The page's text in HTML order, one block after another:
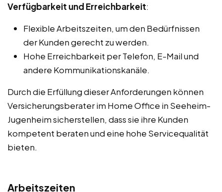
Verfügbarkeit und Erreichbarkeit:
Flexible Arbeitszeiten, um den Bedürfnissen
der Kunden gerecht zu werden.
Hohe Erreichbarkeit per Telefon, E-Mail und
andere Kommunikationskanäle.
Durch die Erfüllung dieser Anforderungen können
Versicherungsberater im Home Office in Seeheim-
Jugenheim sicherstellen, dass sie ihre Kunden
kompetent beraten und eine hohe Servicequalität
bieten.
Arbeitszeiten